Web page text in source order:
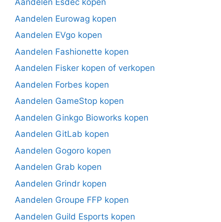
Aandelen Esdec kopen
Aandelen Eurowag kopen
Aandelen EVgo kopen
Aandelen Fashionette kopen
Aandelen Fisker kopen of verkopen
Aandelen Forbes kopen
Aandelen GameStop kopen
Aandelen Ginkgo Bioworks kopen
Aandelen GitLab kopen
Aandelen Gogoro kopen
Aandelen Grab kopen
Aandelen Grindr kopen
Aandelen Groupe FFP kopen
Aandelen Guild Esports kopen